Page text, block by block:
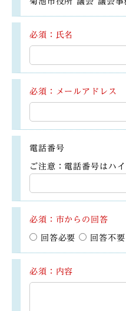
必須：氏名
必須：メールアドレス
電話番号
ご注意：電話番号はハ
必須：市からの回答
回答必要 回答不要
必須：内容